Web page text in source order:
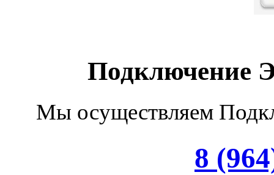
Подключение
Мы осуществляем
8